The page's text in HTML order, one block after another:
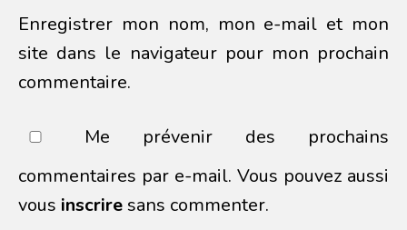
Enregistrer mon nom, mon e-mail et mon
site dans le navigateur pour mon prochain
commentaire.
Me prévenir des prochains
commentaires par e-mail. Vous pouvez aussi
vous inscrire sans commenter.